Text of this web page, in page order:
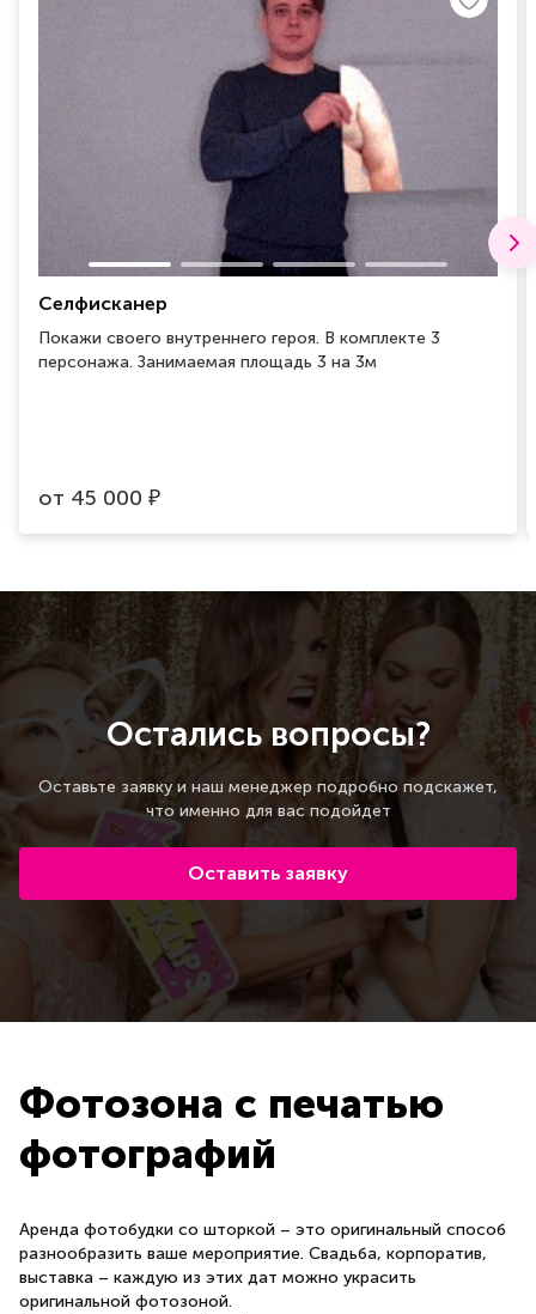
Селфисканер
Покажи своего внутреннего героя. В комплекте 3
персонажа. Занимаемая площадь 3 на 3м
от 45 000 ₽
Остались вопросы?
Оставьте заявку и наш менеджер подробно подскажет,
что именно для вас подойдет
Оставить заявку
Фотозона с печатью
фотографий
Аренда фотобудки со шторкой – это оригинальный способ
разнообразить ваше мероприятие. Свадьба, корпоратив,
выставка – каждую из этих дат можно украсить
оригинальной фотозоной.